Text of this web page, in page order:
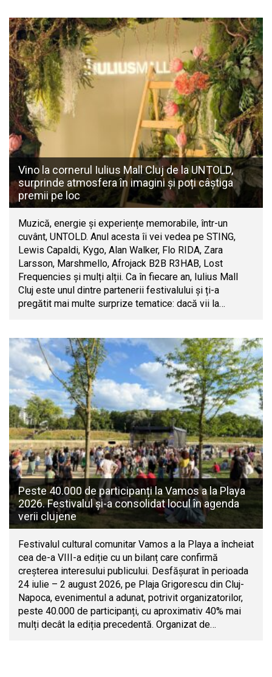
Vino la cornerul Iulius Mall Cluj de la UNTOLD,
surprinde atmosfera în imagini și poți câștiga
premii pe loc
Muzică, energie și experiențe memorabile, într-un
cuvânt, UNTOLD. Anul acesta îi vei vedea pe STING,
Lewis Capaldi, Kygo, Alan Walker, Flo RIDA, Zara
Larsson, Marshmello, Afrojack B2B R3HAB, Lost
Frequencies și mulți alții. Ca în fiecare an, Iulius Mall
Cluj este unul dintre partenerii festivalului și ți-a
pregătit mai multe surprize tematice: dacă vii la…
Peste 40.000 de participanți la Vamos a la Playa
2026. Festivalul și-a consolidat locul în agenda
verii clujene
Festivalul cultural comunitar Vamos a la Playa a încheiat
cea de-a VIII-a ediție cu un bilanț care confirmă
creșterea interesului publicului. Desfășurat în perioada
24 iulie – 2 august 2026, pe Plaja Grigorescu din Cluj-
Napoca, evenimentul a adunat, potrivit organizatorilor,
peste 40.000 de participanți, cu aproximativ 40% mai
mulți decât la ediția precedentă. Organizat de…